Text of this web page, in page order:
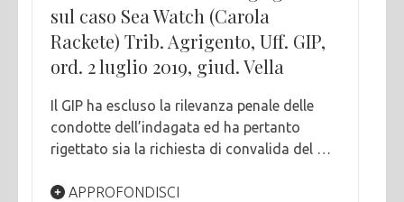
sul caso Sea Watch (Carola
Rackete) Trib. Agrigento, Uff. GIP,
ord. 2 luglio 2019, giud. Vella
Il GIP ha escluso la rilevanza penale delle
condotte dell’indagata ed ha pertanto
rigettato sia la richiesta di convalida del …
APPROFONDISCI